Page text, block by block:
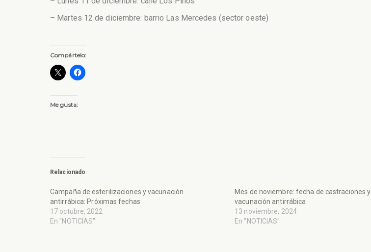
– Martes 12 de diciembre: barrio Las Mercedes (sector oeste)
Compártelo:
Me gusta:
Relacionado
Campaña de esterilizaciones y vacunación
antirrábica: Próximas fechas
17 octubre, 2022
En "NOTICIAS"
Mes de noviembre: fecha de castraciones y
vacunación antirrábica
13 noviembre, 2024
En "NOTICIAS"